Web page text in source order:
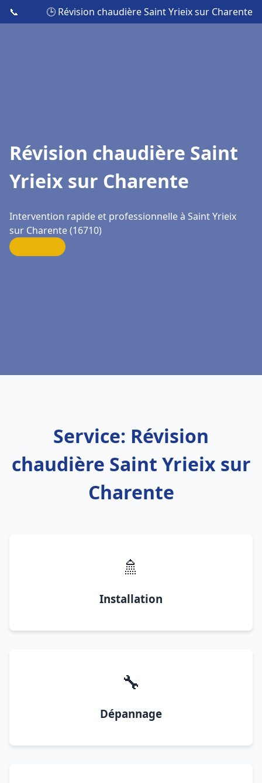
📞 🕒 Révision chaudière Saint Yrieix sur Charente
Révision chaudière Saint
Yrieix sur Charente
Intervention rapide et professionnelle à Saint Yrieix
sur Charente (16710)
Service: Révision
chaudière Saint Yrieix sur
Charente
🚿
Installation
🔧
Dépannage